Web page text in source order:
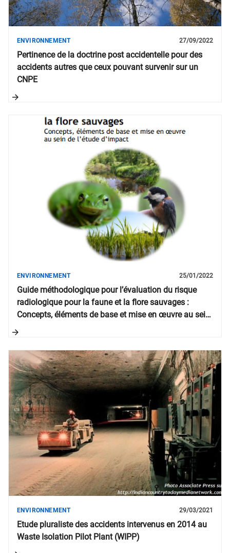
Pertinence de la doctrine post accidentelle pour des
accidents autres que ceux pouvant survenir sur un
CNPE
ENVIRONNEMENT 27/09/2022
Guide méthodologique pour l’évaluation du risque
radiologique pour la faune et la flore sauvages :
Concepts, éléments de base et mise en œuvre au sein
ENVIRONNEMENT 25/01/2022
Etude pluraliste des accidents intervenus en 2014 au
Waste Isolation Pilot Plant (WIPP)
ENVIRONNEMENT 29/03/2021